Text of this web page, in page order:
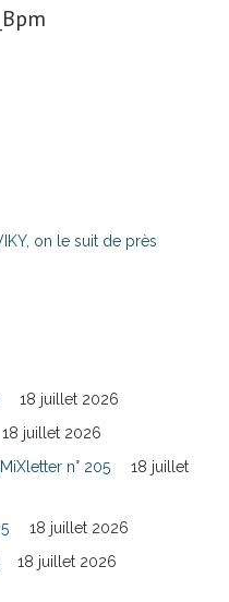
on le suit de près
18 juillet 2026
18 juillet 2026
n° 205
18 juillet
18 juillet 2026
18 juillet 2026